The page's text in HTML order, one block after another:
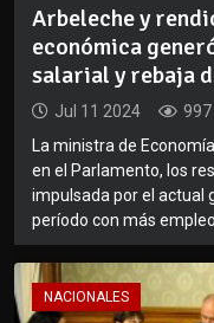
Arbeleche y
económica
salarial y rebaja
Jul 11 2024 997
La ministra de
en el Parlamento, los
impulsada por el actual
período con más
NACIONALES